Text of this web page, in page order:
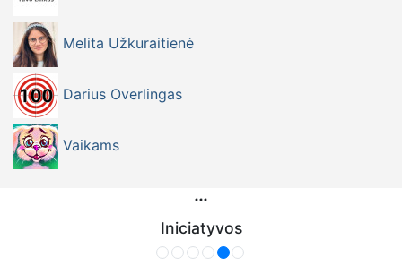
Melita Užkuraitienė
Darius Overlingas
Vaikams
Iniciatyvos